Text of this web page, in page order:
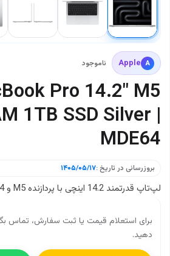
A
Apple ناموجود
Pro 14.2" M5
1TB SSD Silver |
MDE64
بروزرسانی در تاریخ :۱۴۰۵/۰۵/۱۷
لپ‌تاپ قدرتمند 14.2 اینچی با پردازنده M5 و 24 GB رم یکپارچه
برای استعلام قیمت یا ثبت سفارش، تماس
دهید.